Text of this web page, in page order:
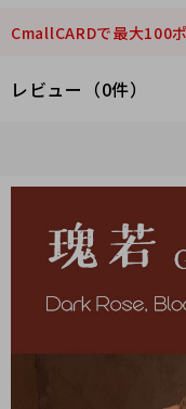
CmallCARDで最大100
レビュー（0件）